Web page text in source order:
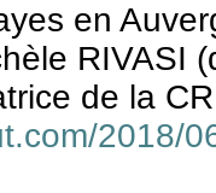
en
RIVASI
de la
2018/